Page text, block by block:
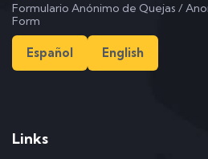
Formulario Anónimo de Quejas /
Form
Español English
Links